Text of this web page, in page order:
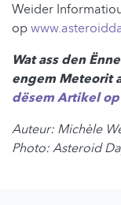
Weider
op
Wat ass den
engem Meteorit
dësem Artikel
Auteur: Michèle
Photo: Asteroid